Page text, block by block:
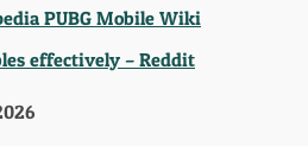
PUBG Mobile Wiki
effectively – Reddit